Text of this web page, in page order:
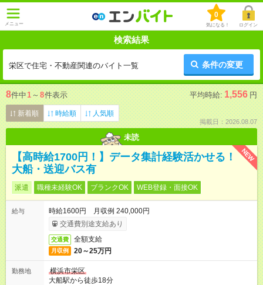
メニュー
0
気になる！ ログイン
検索結果
栄区で住宅・不動産関連のバイト一覧 条件の変更
8件中1 ～ 8件表示 平均時給: 1,556 円
新着順 時給順 人気順
掲載日：2026.08.07
未読
NEW
【高時給1700円！】データ集計経験活かせる！
大船・送迎バス有
派遣 職種未経験OK ブランクOK WEB登録・面接OK
給与
時給1600円 月収例 240,000円
交通費別途支給あり
交通費 全額支給
月収例 20～25万円
勤務地
横浜市栄区
大船駅から徒歩18分